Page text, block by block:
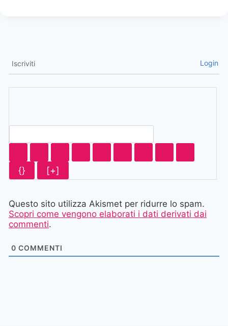
Iscriviti Login
{} [+]
Questo sito utilizza Akismet per ridurre lo spam.
Scopri come vengono elaborati i dati derivati dai
commenti.
0 COMMENTI